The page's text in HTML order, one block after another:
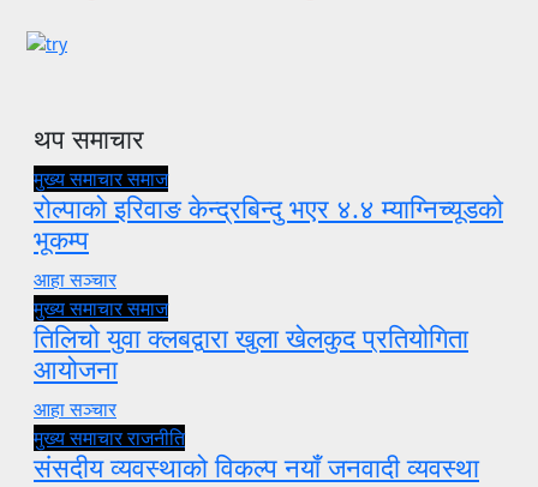
थप समाचार
मुख्य समाचारसमाज
रोल्पाको इरिवाङ केन्द्रबिन्दु भएर ४.४ म्याग्निच्यूडको
भूकम्प
आहा सञ्चार
मुख्य समाचारसमाज
तिलिचो युवा क्लबद्वारा खुला खेलकुद प्रतियोगिता
आयोजना
आहा सञ्चार
मुख्य समाचारराजनीति
संसदीय व्यवस्थाको विकल्प नयाँ जनवादी व्यवस्था